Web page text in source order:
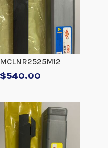
MCLNR2525M12
$540.00